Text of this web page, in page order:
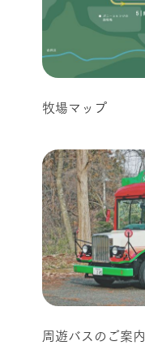
牧場マップ
周遊バスのご案内